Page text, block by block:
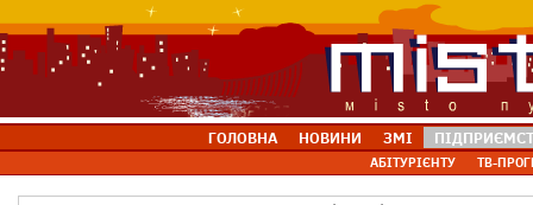
ГОЛОВНА НОВИНИ ЗМІ
АБІТУРІЄНТУ ТВ-